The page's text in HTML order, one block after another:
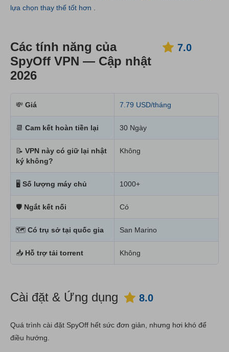
lựa chọn thay thế tốt hơn .
Các tính năng của
SpyOff VPN — Cập nhật
2026
7.0
💸 Giá 7.79 USD/tháng
📆 Cam kết hoàn tiền lại 30 Ngày
📝 VPN này có giữ lại nhật
ký không?
Không
🖥 Số lượng máy chủ 1000+
🛡 Ngắt kết nối Có
🗺 Có trụ sở tại quốc gia San Marino
📥 Hỗ trợ tải torrent Không
Cài đặt & Ứng dụng 8.0
Quá trình cài đặt SpyOff hết sức đơn giản, nhưng hơi khó để
điều hướng.